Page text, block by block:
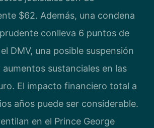
$62. Además, una condena
conlleva 6 puntos de
DMV, una posible suspensión
aumentos sustanciales en las
El impacto financiero total a
años puede ser considerable.
en el Prince George